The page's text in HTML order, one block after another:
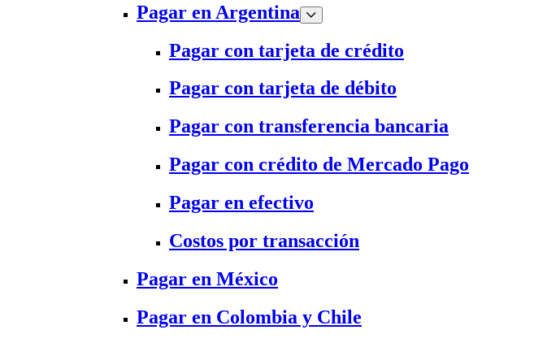
Pagar en Argentina
Pagar con tarjeta de crédito
Pagar con tarjeta de débito
Pagar con transferencia bancaria
Pagar con crédito de Mercado Pago
Pagar en efectivo
Costos por transacción
Pagar en México
Pagar en Colombia y Chile